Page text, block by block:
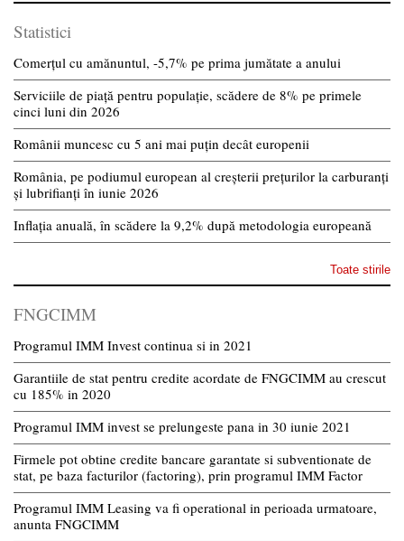
Statistici
Comerțul cu amănuntul, -5,7% pe prima jumătate a anului
Serviciile de piață pentru populație, scădere de 8% pe primele
cinci luni din 2026
Românii muncesc cu 5 ani mai puțin decât europenii
România, pe podiumul european al creșterii prețurilor la carburanți
și lubrifianți în iunie 2026
Inflația anuală, în scădere la 9,2% după metodologia europeană
Toate stirile
FNGCIMM
Programul IMM Invest continua si in 2021
Garantiile de stat pentru credite acordate de FNGCIMM au crescut
cu 185% in 2020
Programul IMM invest se prelungeste pana in 30 iunie 2021
Firmele pot obtine credite bancare garantate si subventionate de
stat, pe baza facturilor (factoring), prin programul IMM Factor
Programul IMM Leasing va fi operational in perioada urmatoare,
anunta FNGCIMM